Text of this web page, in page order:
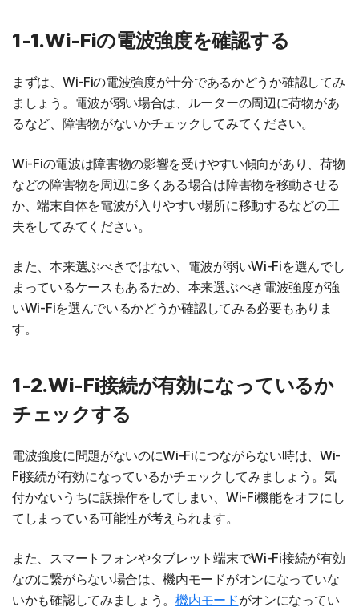
1-1.Wi-Fiの電波強度を確認する
まずは、Wi-Fiの電波強度が十分であるかどうか確認してみ
ましょう。電波が弱い場合は、ルーターの周辺に荷物があ
るなど、障害物がないかチェックしてみてください。
Wi-Fiの電波は障害物の影響を受けやすい傾向があり、荷物
などの障害物を周辺に多くある場合は障害物を移動させる
か、端末自体を電波が入りやすい場所に移動するなどの工
夫をしてみてください。
また、本来選ぶべきではない、電波が弱いWi-Fiを選んでし
まっているケースもあるため、本来選ぶべき電波強度が強
いWi-Fiを選んでいるかどうか確認してみる必要もありま
す。
1-2.Wi-Fi接続が有効になっているか
チェックする
電波強度に問題がないのにWi-Fiにつながらない時は、Wi-
Fi接続が有効になっているかチェックしてみましょう。気
付かないうちに誤操作をしてしまい、Wi-Fi機能をオフにし
てしまっている可能性が考えられます。
また、スマートフォンやタブレット端末でWi-Fi接続が有効
なのに繋がらない場合は、機内モードがオンになっていな
いかも確認してみましょう。機内モードがオンになってい